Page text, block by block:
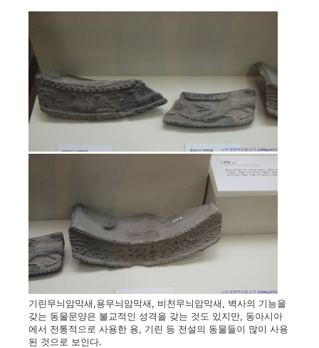
기린무늬암막새,용무늬암막새, 비천무늬암막새, 벽사의 기능을
갖는 동물문양은 불교적인 성격을 갖는 것도 있지만, 동아시아
에서 전통적으로 사용한 용, 기린 등 전설의 동물들이 많이 사용
된 것으로 보인다.